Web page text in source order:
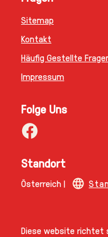
Sitemap
Kontakt
Häufig Gestellte
Impressum
Folge Uns
Standort
Österreich |
Diese website richtet